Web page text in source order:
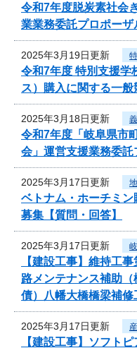
令和7年度脱炭素社会
業業務委託プロポーザ
2025年3月19日更新
令和7年度 特別支援学
ス）購入に関する一般
2025年3月18日更新
令和7年度「岐阜県市
会」運営支援業務委託
2025年3月17日更新
ベトナム・ホーチミ
募集【質問・回答】
2025年3月17日更新
【建設工事】維持
路メンテナンス補助
債）八幡大橋橋梁補
2025年3月17日更新
【建設工事】ソフト